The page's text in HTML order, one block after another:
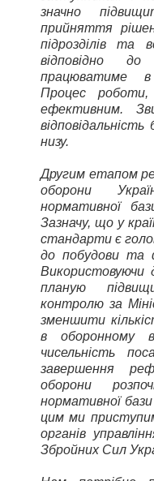
значно
прийняття
підрозділів та
відповідно
працюватиме в
Процес
ефективним.
низу.
Другим етапом
оборони
нормативної
Зазначу, що у
стандарти є
до побудови та
Використовуючи
планую
контролю за
зменшити
в оборонному
чисельність
завершення
оборони
нормативної
цим ми
органів
Збройних Сил